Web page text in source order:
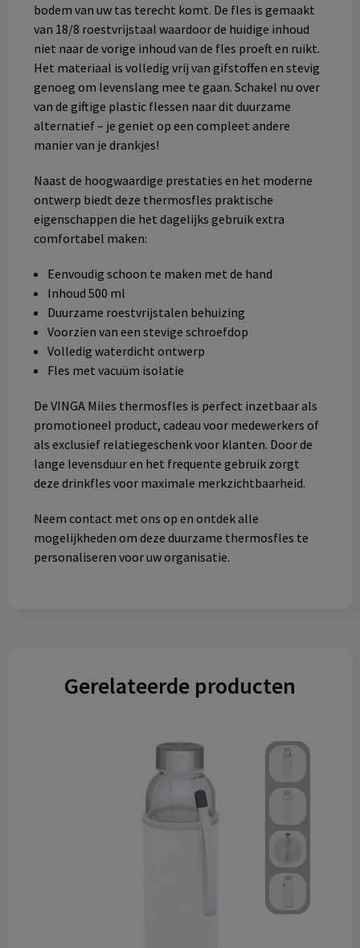
bodem van uw tas terecht komt. De fles is gemaakt
van 18/8 roestvrijstaal waardoor de huidige inhoud
niet naar de vorige inhoud van de fles proeft en ruikt.
Het materiaal is volledig vrij van gifstoffen en stevig
genoeg om levenslang mee te gaan. Schakel nu over
van de giftige plastic flessen naar dit duurzame
alternatief – je geniet op een compleet andere
manier van je drankjes!
Naast de hoogwaardige prestaties en het moderne
ontwerp biedt deze thermosfles praktische
eigenschappen die het dagelijks gebruik extra
comfortabel maken:
Eenvoudig schoon te maken met de hand
Inhoud 500 ml
Duurzame roestvrijstalen behuizing
Voorzien van een stevige schroefdop
Volledig waterdicht ontwerp
Fles met vacuüm isolatie
De VINGA Miles thermosfles is perfect inzetbaar als
promotioneel product, cadeau voor medewerkers of
als exclusief relatiegeschenk voor klanten. Door de
lange levensduur en het frequente gebruik zorgt
deze drinkfles voor maximale merkzichtbaarheid.
Neem contact met ons op en ontdek alle
mogelijkheden om deze duurzame thermosfles te
personaliseren voor uw organisatie.
Gerelateerde producten